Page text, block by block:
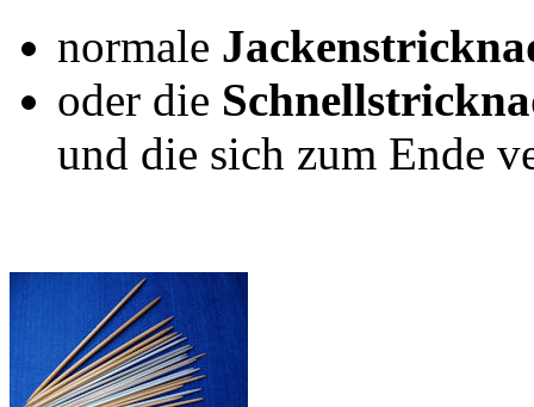
normale
oder die
und die sich zum Ende